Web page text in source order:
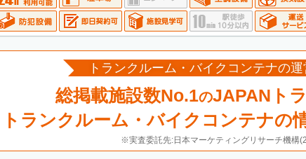
トランクルーム・バイクコンテナの
総掲載施設数No.1のJAPANト
トランクルーム・バイクコンテナの
※実査委託先:日本マーケティングリサーチ機構